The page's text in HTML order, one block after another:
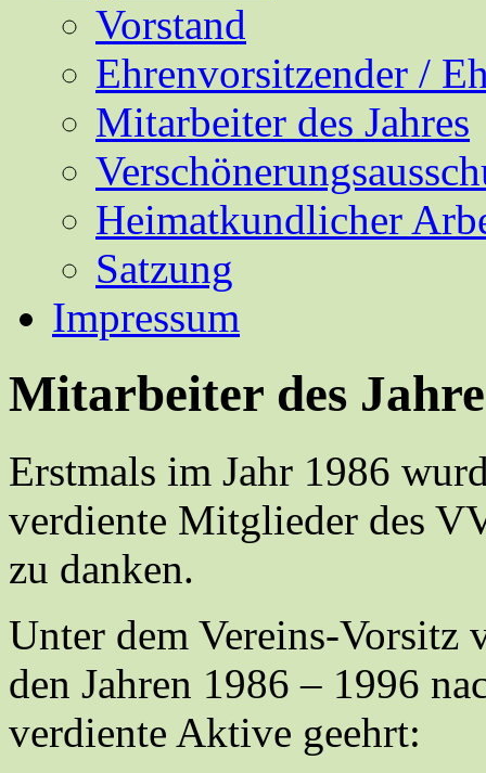
Vorstand
Ehrenvorsitzender /
Mitarbeiter des Jahres
Heimatkundlicher
Satzung
Impressum
Mitarbeiter des
Erstmals im Jahr 1986
verdiente Mitglieder des
zu danken.
Unter dem Vereins-Vorsitz
den Jahren 1986 – 1996
verdiente Aktive geehrt: